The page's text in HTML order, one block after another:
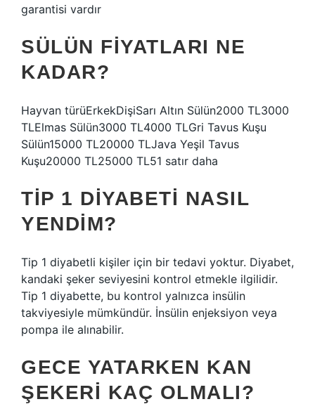
garantisi vardır
SÜLÜN FIYATLARI NE
KADAR?
Hayvan türüErkekDişiSarı Altın Sülün2000 TL3000
TLElmas Sülün3000 TL4000 TLGri Tavus Kuşu
Sülün15000 TL20000 TLJava Yeşil Tavus
Kuşu20000 TL25000 TL51 satır daha
TIP 1 DIYABETI NASIL
YENDIM?
Tip 1 diyabetli kişiler için bir tedavi yoktur. Diyabet,
kandaki şeker seviyesini kontrol etmekle ilgilidir.
Tip 1 diyabette, bu kontrol yalnızca insülin
takviyesiyle mümkündür. İnsülin enjeksiyon veya
pompa ile alınabilir.
GECE YATARKEN KAN
ŞEKERI KAÇ OLMALI?